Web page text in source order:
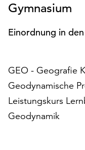
Möchten
Sie
anpassen,
erreichen
Sie
die
Einstellungen
Gymnasium
Einordnung in
GEO - Geografie
Geodynamische
Leistungskurs
Geodynamik